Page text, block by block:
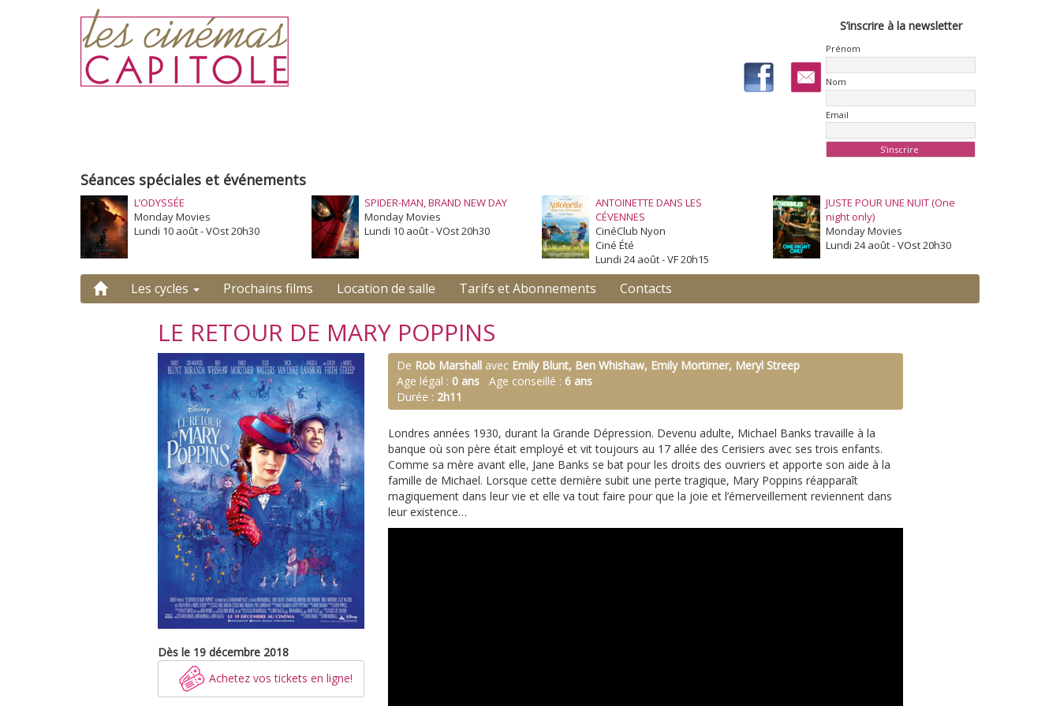
S’inscrire à la newsletter
Prénom
Nom
Email
Séances spéciales et événements
L’ODYSSÉE
Monday Movies
Lundi 10 août - VOst 20h30
SPIDER-MAN, BRAND NEW DAY
Monday Movies
Lundi 10 août - VOst 20h30
ANTOINETTE DANS LES
CÉVENNES
CinéClub Nyon
Ciné Été
Lundi 24 août - VF 20h15
JUSTE POUR UNE NUIT (One
night only)
Monday Movies
Lundi 24 août - VOst 20h30
Les cycles Prochains films Location de salle Tarifs et Abonnements Contacts
LE RETOUR DE MARY POPPINS
Dès le 19 décembre 2018
Achetez vos tickets en ligne!
De Rob Marshall avec Emily Blunt, Ben Whishaw, Emily Mortimer, Meryl Streep
Age légal : 0 ans Age conseillé : 6 ans
Durée : 2h11
Londres années 1930, durant la Grande Dépression. Devenu adulte, Michael Banks travaille à la
banque où son père était employé et vit toujours au 17 allée des Cerisiers avec ses trois enfants.
Comme sa mère avant elle, Jane Banks se bat pour les droits des ouvriers et apporte son aide à la
famille de Michael. Lorsque cette dernière subit une perte tragique, Mary Poppins réapparaît
magiquement dans leur vie et elle va tout faire pour que la joie et l’émerveillement reviennent dans
leur existence…